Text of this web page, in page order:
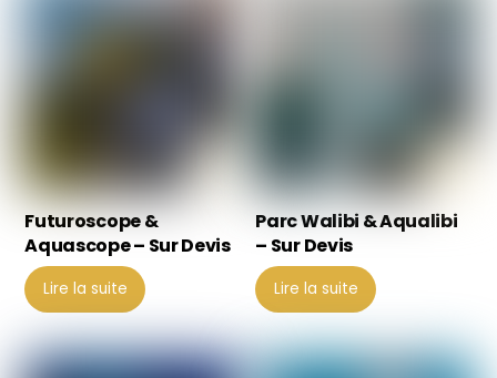
Futuroscope &
Aquascope – Sur Devis
Lire la suite
Parc Walibi & Aqualibi
– Sur Devis
Lire la suite